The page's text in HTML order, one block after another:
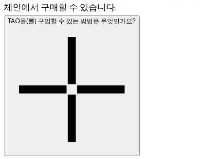
체인에서 구매할 수 있습니다.
TAO을(를) 구입할 수 있는 방법은 무엇인가요?